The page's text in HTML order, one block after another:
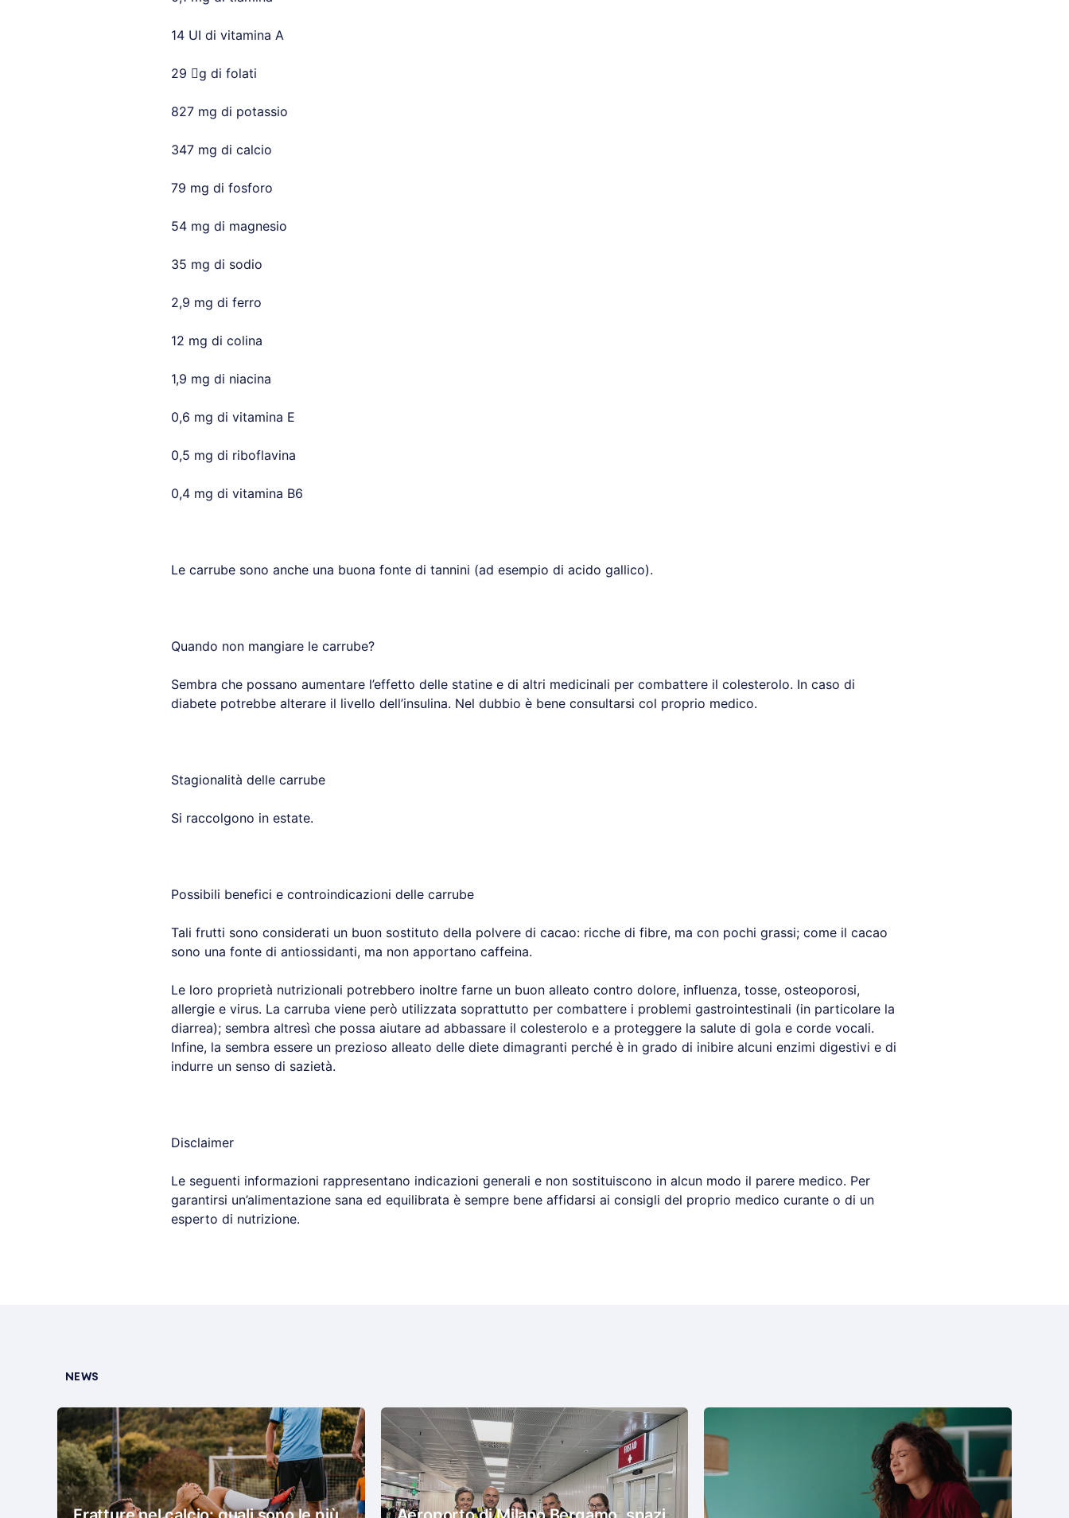
14 UI di vitamina A
29 g di folati
827 mg di potassio
347 mg di calcio
79 mg di fosforo
54 mg di magnesio
35 mg di sodio
2,9 mg di ferro
12 mg di colina
1,9 mg di niacina
0,6 mg di vitamina E
0,5 mg di riboflavina
0,4 mg di vitamina B6
Le carrube sono anche una buona fonte di tannini (ad esempio di acido gallico).
Quando non mangiare le carrube?
Sembra che possano aumentare l’effetto delle statine e di altri medicinali per combattere il colesterolo. In caso di
diabete potrebbe alterare il livello dell’insulina. Nel dubbio è bene consultarsi col proprio medico.
Stagionalità delle carrube
Si raccolgono in estate.
Possibili benefici e controindicazioni delle carrube
Tali frutti sono considerati un buon sostituto della polvere di cacao: ricche di fibre, ma con pochi grassi; come il cacao
sono una fonte di antiossidanti, ma non apportano caffeina.
Le loro proprietà nutrizionali potrebbero inoltre farne un buon alleato contro dolore, influenza, tosse, osteoporosi,
allergie e virus. La carruba viene però utilizzata soprattutto per combattere i problemi gastrointestinali (in particolare la
diarrea); sembra altresì che possa aiutare ad abbassare il colesterolo e a proteggere la salute di gola e corde vocali.
Infine, la sembra essere un prezioso alleato delle diete dimagranti perché è in grado di inibire alcuni enzimi digestivi e di
indurre un senso di sazietà.
Disclaimer
Le seguenti informazioni rappresentano indicazioni generali e non sostituiscono in alcun modo il parere medico. Per
garantirsi un’alimentazione sana ed equilibrata è sempre bene affidarsi ai consigli del proprio medico curante o di un
esperto di nutrizione.
NEWS